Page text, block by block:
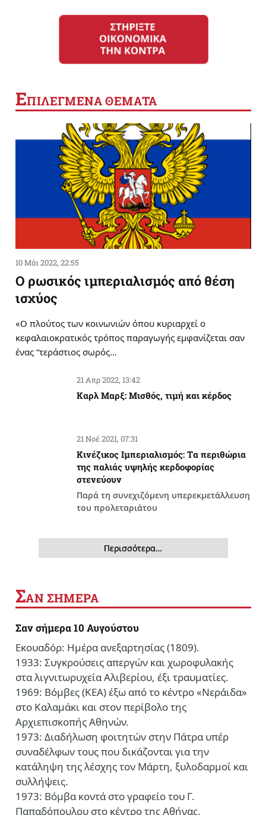
ΕΠΙΛΕΓΜΕΝΑ ΘΕΜΑΤΑ
10 Μάι 2022, 22:55
Ο ρωσικός ιμπεριαλισμός από θέση
ισχύος
«Ο πλούτος των κοινωνιών όπου κυριαρχεί ο
κεφαλαιοκρατικός τρόπος παραγωγής εμφανίζεται σαν
ένας “τεράστιος σωρός…
21 Απρ 2022, 13:42
Καρλ Μαρξ: Μισθός, τιμή και κέρδος
21 Νοέ 2021, 07:31
Κινέζικος Ιμπεριαλισμός: Tα περιθώρια
της παλιάς υψηλής κερδοφορίας
στενεύουν
Παρά τη συνεχιζόμενη υπερεκμετάλλευση
του προλεταριάτου
Περισσότερα…
ΣΑΝ ΣΗΜΕΡΑ
Σαν σήμερα 10 Αυγούστου
Εκουαδόρ: Ημέρα ανεξαρτησίας (1809).
1933: Συγκρούσεις απεργών και χωροφυλακής
στα λιγνιτωρυχεία Αλιβερίου, έξι τραυματίες.
1969: Βόμβες (ΚΕΑ) έξω από το κέντρο «Νεράιδα»
στο Καλαμάκι και στον περίβολο της
Αρχιεπισκοπής Αθηνών.
1973: Διαδήλωση φοιτητών στην Πάτρα υπέρ
συναδέλφων τους που δικάζονται για την
κατάληψη της λέσχης τον Μάρτη, ξυλοδαρμοί και
συλλήψεις.
1973: Βόμβα κοντά στο γραφείο του Γ.
Παπαδόπουλου στο κέντρο της Αθήνας.